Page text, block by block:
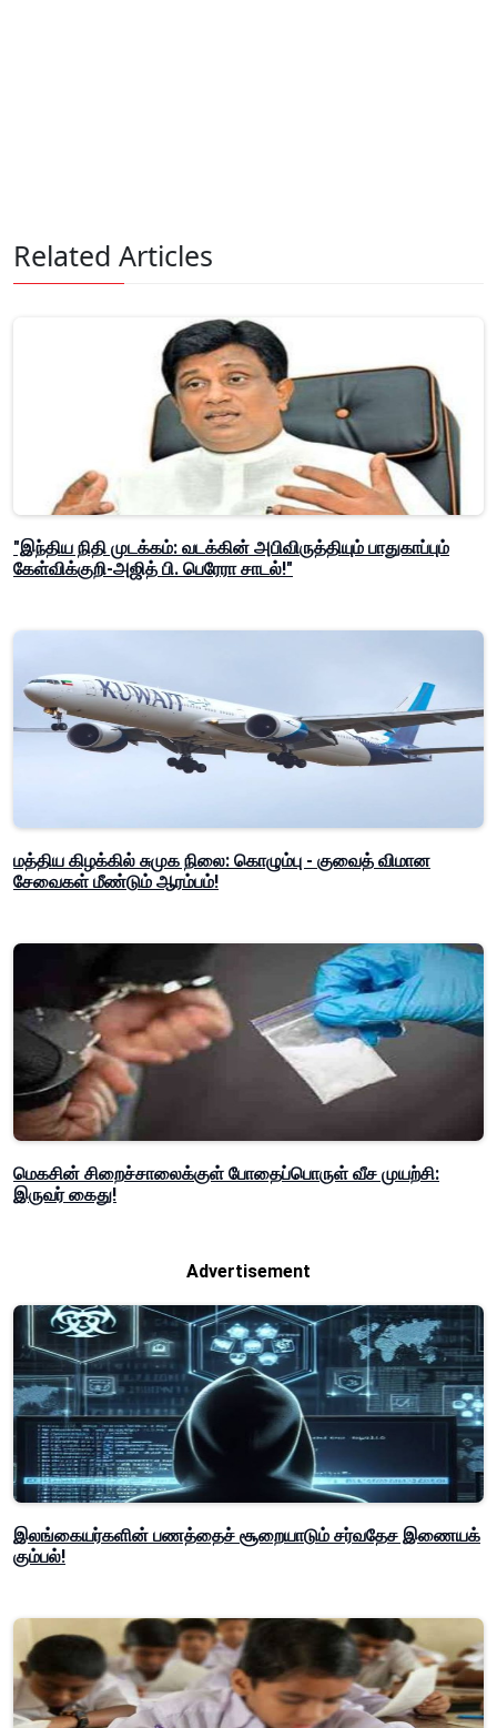
Related Articles
"இந்திய நிதி முடக்கம்: வடக்கின் அபிவிருத்தியும் பாதுகாப்பும்
கேள்விக்குறி-அஜித் பி. பெரேரா சாடல்!"
மத்திய கிழக்கில் சுமுக நிலை: கொழும்பு - குவைத் விமான
சேவைகள் மீண்டும் ஆரம்பம்!
மெகசின் சிறைச்சாலைக்குள் போதைப்பொருள் வீச முயற்சி:
இருவர் கைது!
Advertisement
இலங்கையர்களின் பணத்தைச் சூறையாடும் சர்வதேச இணையக்
கும்பல்!